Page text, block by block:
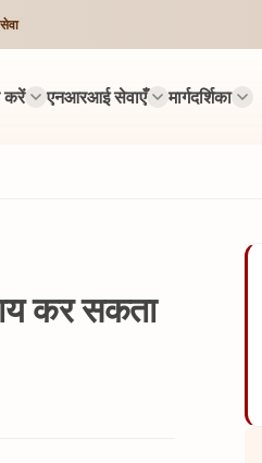
करें एनआरआई सेवाएँ मार्गदर्शिका
कर सकता